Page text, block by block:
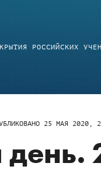
РОССИЙСКИХ
25 МАЯ 2020,